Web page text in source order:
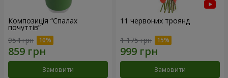
Композиція “Спалах
почуттів”
954 грн
Замовити
11 червоних троянд
1 175 грн
Замовити